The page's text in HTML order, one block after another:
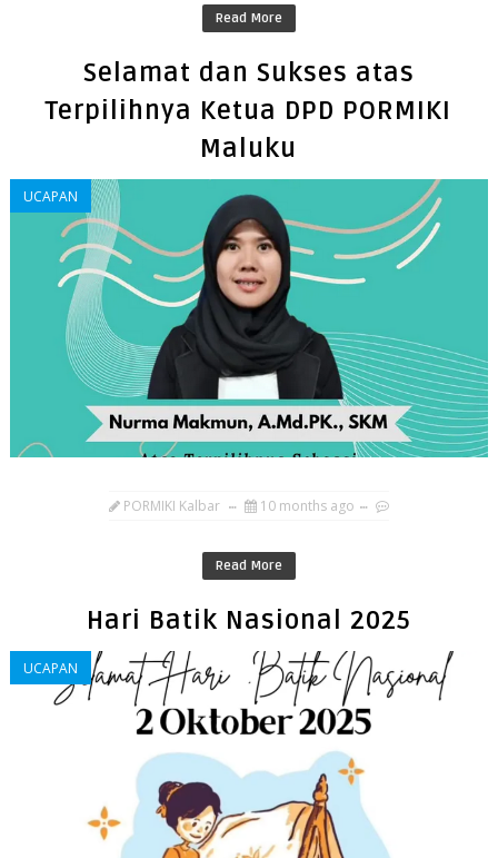
Read More
Selamat dan Sukses atas
Terpilihnya Ketua DPD PORMIKI
Maluku
UCAPAN
PORMIKI Kalbar 10 months ago
Read More
Hari Batik Nasional 2025
UCAPAN